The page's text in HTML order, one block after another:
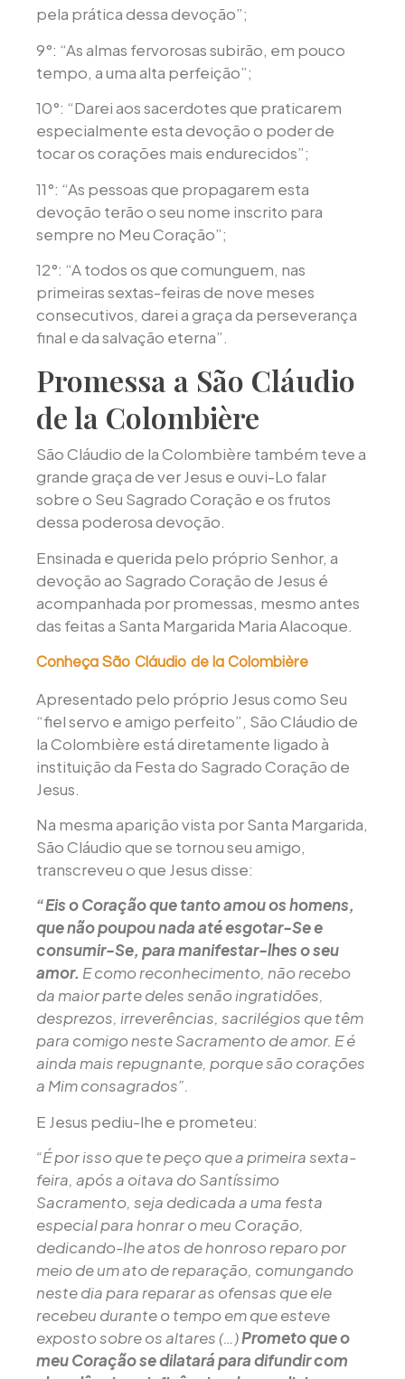
pela prática dessa devoção”;
9°: “As almas fervorosas subirão, em pouco
tempo, a uma alta perfeição”;
10°: “Darei aos sacerdotes que praticarem
especialmente esta devoção o poder de
tocar os corações mais endurecidos”;
11°: “As pessoas que propagarem esta
devoção terão o seu nome inscrito para
sempre no Meu Coração”;
12°: “A todos os que comunguem, nas
primeiras sextas-feiras de nove meses
consecutivos, darei a graça da perseverança
final e da salvação eterna”.
Promessa a São Cláudio
de la Colombière
São Cláudio de la Colombière também teve a
grande graça de ver Jesus e ouvi-Lo falar
sobre o Seu Sagrado Coração e os frutos
dessa poderosa devoção.
Ensinada e querida pelo próprio Senhor, a
devoção ao Sagrado Coração de Jesus é
acompanhada por promessas, mesmo antes
das feitas a Santa Margarida Maria Alacoque.
Conheça São Cláudio de la Colombière
Apresentado pelo próprio Jesus como Seu
“fiel servo e amigo perfeito”, São Cláudio de
la Colombière está diretamente ligado à
instituição da Festa do Sagrado Coração de
Jesus.
Na mesma aparição vista por Santa Margarida,
São Cláudio que se tornou seu amigo,
transcreveu o que Jesus disse:
“Eis o Coração que tanto amou os homens,
que não poupou nada até esgotar-Se e
consumir-Se, para manifestar-lhes o seu
amor. E como reconhecimento, não recebo
da maior parte deles senão ingratidões,
desprezos, irreverências, sacrilégios que têm
para comigo neste Sacramento de amor. E é
ainda mais repugnante, porque são corações
a Mim consagrados”.
E Jesus pediu-lhe e prometeu:
“É por isso que te peço que a primeira sexta-
feira, após a oitava do Santíssimo
Sacramento, seja dedicada a uma festa
especial para honrar o meu Coração,
dedicando-lhe atos de honroso reparo por
meio de um ato de reparação, comungando
neste dia para reparar as ofensas que ele
recebeu durante o tempo em que esteve
exposto sobre os altares (…)Prometo que o
meu Coração se dilatará para difundir com